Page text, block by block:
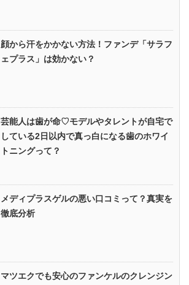
顔から汗をかかない方法！ファンデ「サラフ
ェプラス」は効かない？
芸能人は歯が命♡モデルやタレントが自宅で
している2日以内で真っ白になる歯のホワイ
トニングって？
メディプラスゲルの悪い口コミって？真実を
徹底分析
マツエクでも安心のファンケルのクレンジン